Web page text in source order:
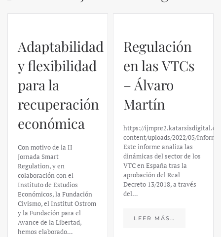
Adaptabilidad
y flexibilidad
para la
recuperación
económica
Con motivo de la II
Jornada Smart
Regulation, y en
colaboración con el
Instituto de Estudios
Económicos, la Fundación
Civismo, el Institut Ostrom
y la Fundación para el
Avance de la Libertad,
hemos elaborado…
Regulación
en las VTCs
– Álvaro
Martín
https://
content/uploads/2022/05/
Este informe analiza las
dinámicas del sector de los
VTC en España tras la
aprobación del Real
Decreto 13/2018, a través
del…
LEER MÁS…